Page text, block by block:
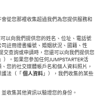
從您那裡收集超過我們為您提供服務和
以向我們提供您的姓名、位址、電話號
註冊證書編號、婚姻狀況、國籍、性
交查詢或申請時，您還可以向我們提供您
」）。如果您參加任何JUMPSTARTER活
您的社交媒體帳戶名和個人資料照片，
護法（「個人資料」），我們收集的某些
收集其他資訊以驗證您的身份。